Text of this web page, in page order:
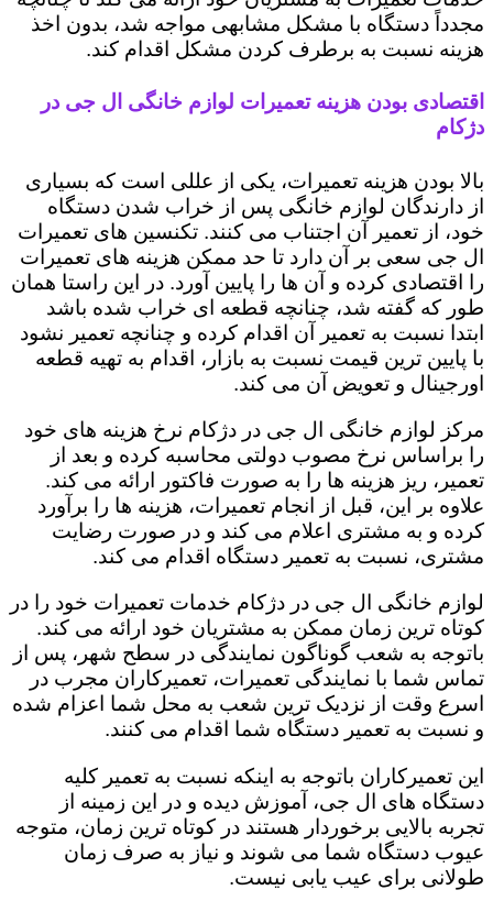
مجدداً دستگاه با مشکل مشابهی مواجه شد، بدون اخذ
هزینه نسبت به برطرف کردن مشکل اقدام کند.
اقتصادی بودن هزینه تعمیرات لوازم خانگی ال جی در
دژکام
بالا بودن هزینه تعمیرات، یکی از عللی است که بسیاری
از دارندگان لوازم خانگی پس از خراب شدن دستگاه
خود، از تعمیر آن اجتناب می کنند. تکنسین های تعمیرات
ال جی سعی بر آن دارد تا حد ممکن هزینه های تعمیرات
را اقتصادی کرده و آن ها را پایین آورد. در این راستا همان
طور که گفته شد، چنانچه قطعه ای خراب شده باشد
ابتدا نسبت به تعمیر آن اقدام کرده و چنانچه تعمیر نشود
با پایین ترین قیمت نسبت به بازار، اقدام به تهیه قطعه
اورجینال و تعویض آن می کند.
مرکز لوازم خانگی ال جی در دژکام نرخ هزینه های خود
را براساس نرخ مصوب دولتی محاسبه کرده و بعد از
تعمیر، ریز هزینه ها را به صورت فاکتور ارائه می کند.
علاوه بر این، قبل از انجام تعمیرات، هزینه ها را برآورد
کرده و به مشتری اعلام می کند و در صورت رضایت
مشتری، نسبت به تعمیر دستگاه اقدام می کند.
لوازم خانگی ال جی در دژکام خدمات تعمیرات خود را در
کوتاه ترین زمان ممکن به مشتریان خود ارائه می کند.
باتوجه به شعب گوناگون نمایندگی در سطح شهر، پس از
تماس شما با نمایندگی تعمیرات، تعمیرکاران مجرب در
اسرع وقت از نزدیک ترین شعب به محل شما اعزام شده
و نسبت به تعمیر دستگاه شما اقدام می کنند.
این تعمیرکاران باتوجه به اینکه نسبت به تعمیر کلیه
دستگاه های ال جی، آموزش دیده و در این زمینه از
تجربه بالایی برخوردار هستند در کوتاه ترین زمان، متوجه
عیوب دستگاه شما می شوند و نیاز به صرف زمان
طولانی برای عیب یابی نیست.